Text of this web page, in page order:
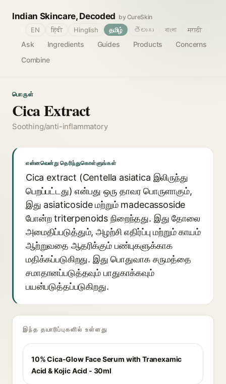
Indian Skincare, Decoded by CureSkin
Ask Ingredients Guides Products
Concerns
Combine
EN हिंदी Hinglish தமிழ் తెలుగు বাংলা मराठी
பொருள்
Cica Extract
Soothing/anti-inflammatory
என்னவென்று தெரிந்துகொள்ளுங்கள்
Cica extract (Centella asiatica இலிருந்து
பெறப்பட்டது) என்பது ஒரு தாவர பொருளாகும்,
இது asiaticoside மற்றும் madecassoside
போன்ற triterpenoids நிறைந்தது. இது தோலை
அமைதிப்படுத்தும், அழற்சி எதிர்ப்பு மற்றும் காயம்
ஆற்றுவதை ஆதரிக்கும் பண்புகளுக்காக
மதிக்கப்படுகிறது. இது பொதுவாக சருமத்தை
சமாதானப்படுத்தவும் பாதுகாக்கவும்
பயன்படுத்தப்படுகிறது.
இந்த தயாரிப்புகளில் உள்ளது
10% Cica-Glow Face Serum with Tranexamic
Acid & Kojic Acid - 30ml